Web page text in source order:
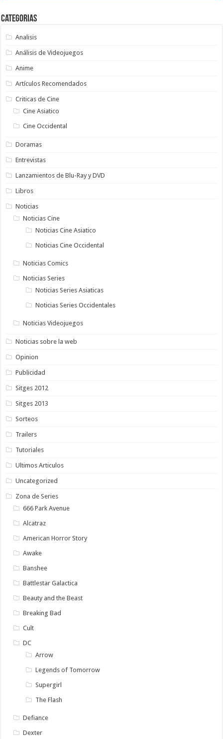
Categorias
Analisis
Análisis de Videojuegos
Anime
Artículos Recomendados
Criticas de Cine
Cine Asiatico
Cine Occidental
Doramas
Entrevistas
Lanzamientos de Blu-Ray y DVD
Libros
Noticias
Noticias Cine
Noticias Cine Asiatico
Noticias Cine Occidental
Noticias Comics
Noticias Series
Noticias Series Asiaticas
Noticias Series Occidentales
Noticias Videojuegos
Noticias sobre la web
Opinion
Publicidad
Sitges 2012
Sitges 2013
Sorteos
Trailers
Tutoriales
Ultimos Articulos
Uncategorized
Zona de Series
666 Park Avenue
Alcatraz
American Horror Story
Awake
Banshee
Battlestar Galactica
Beauty and the Beast
Breaking Bad
Cult
DC
Arrow
Legends of Tomorrow
Supergirl
The Flash
Defiance
Dexter